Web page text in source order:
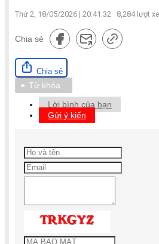
Thứ 2, 18/05/2026 | 20:41:32 8,284lượt
Chia sẻ
Chia sẻ
Từ khóa
Lời bình của bạn
Gửi ý kiến